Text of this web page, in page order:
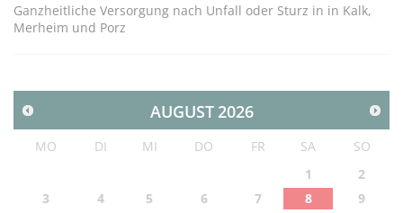
Ganzheitliche Versorgung nach Unfall oder Sturz in in Kalk,
Merheim und Porz
AUGUST 2026
MO DI MI DO FR SA
SO
1
2
3
4 5 6 7 8
9